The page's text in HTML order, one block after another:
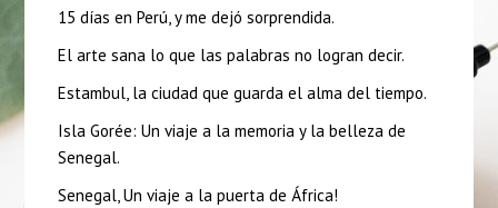
15 días en Perú, y me dejó sorprendida.
El arte sana lo que las palabras no logran decir.
Estambul, la ciudad que guarda el alma del tiempo.
Isla Gorée: Un viaje a la memoria y la belleza de
Senegal.
Senegal, Un viaje a la puerta de África!